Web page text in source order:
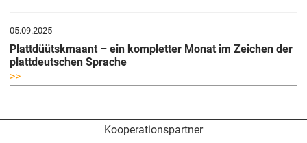
05.09.2025
Plattdüütskmaant – ein kompletter Monat im Zeichen der
plattdeutschen Sprache
>>
Kooperationspartner